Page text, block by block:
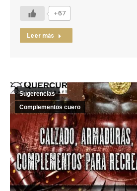
+67
Leer más
Sugerencias
Complementos cuero